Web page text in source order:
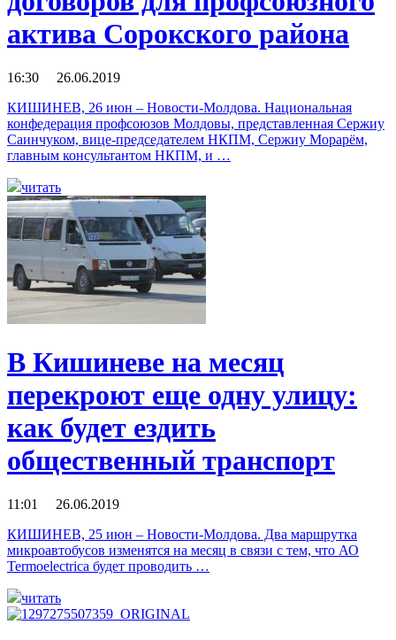
актива Сорокского района
16:30 26.06.2019
КИШИНЕВ, 26 июн – Новости-Молдова. Национальная
конфедерация профсоюзов Молдовы, представленная Сержиу
Саинчуком, вице-председателем НКПМ, Сержиу Морарём,
главным консультантом НКПМ, и …
читать
В Кишиневе на месяц
перекроют еще одну улицу:
как будет ездить
общественный транспорт
11:01 26.06.2019
КИШИНЕВ, 25 июн – Новости-Молдова. Два маршрутка
микроавтобусов изменятся на месяц в связи с тем, что АО
Termoelectrica будет проводить …
читать